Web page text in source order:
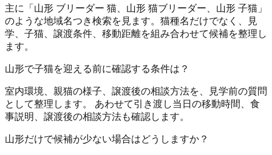
主に「山形 ブリーダー 猫、山形 猫ブリーダー、山形 子猫」
のような地域名つき検索を見ます。猫種名だけでなく、見
学、子猫、譲渡条件、移動距離を組み合わせて候補を整理し
ます。
山形で子猫を迎える前に確認する条件は？
室内環境、親猫の様子、譲渡後の相談方法を、見学前の質問
として整理します。 あわせて引き渡し当日の移動時間、食
事説明、譲渡後の相談方法も確認します。
山形だけで候補が少ない場合はどうしますか？